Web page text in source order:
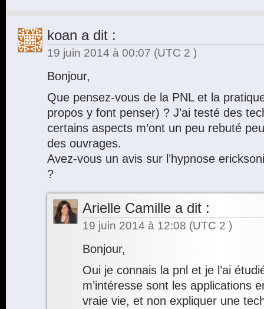
koan a dit :
19 juin 2014 à 00:07 (UTC 2 )
Bonjour,
Que pensez-vous de la PNL et la
propos y font penser) ? J’ai testé des
certains aspects m’ont un peu rebuté
des ouvrages.
Avez-vous un avis sur l’hypnose
?
Arielle Camille a dit :
19 juin 2014 à 12:08 (UTC 2 )
Bonjour,
Oui je connais la pnl et je l’ai
m’intéresse sont les applications
vraie vie, et non expliquer une